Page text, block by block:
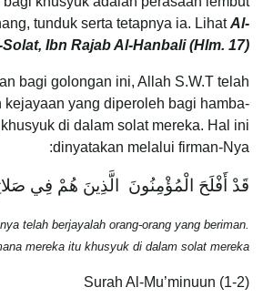
tunduk serta tetapnya ia. LihatAl-
Ibn Rajab Al-Hanbali (Hlm. 17)
bagi golongan ini, Allah S.W.T telah
kejayaan yang diperoleh bagi hamba-
di dalam solat mereka. Hal ini
dinyatakan melalui firman-Nya:
قَدْ أَفْلَحَ الْمُؤْمِنُونَ الَّذِينَ هُمْ فِي
telah berjayalah orang-orang yang beriman.
mereka itu khusyuk di dalam solat mereka
Surah Al-Mu’minuun (1-2)